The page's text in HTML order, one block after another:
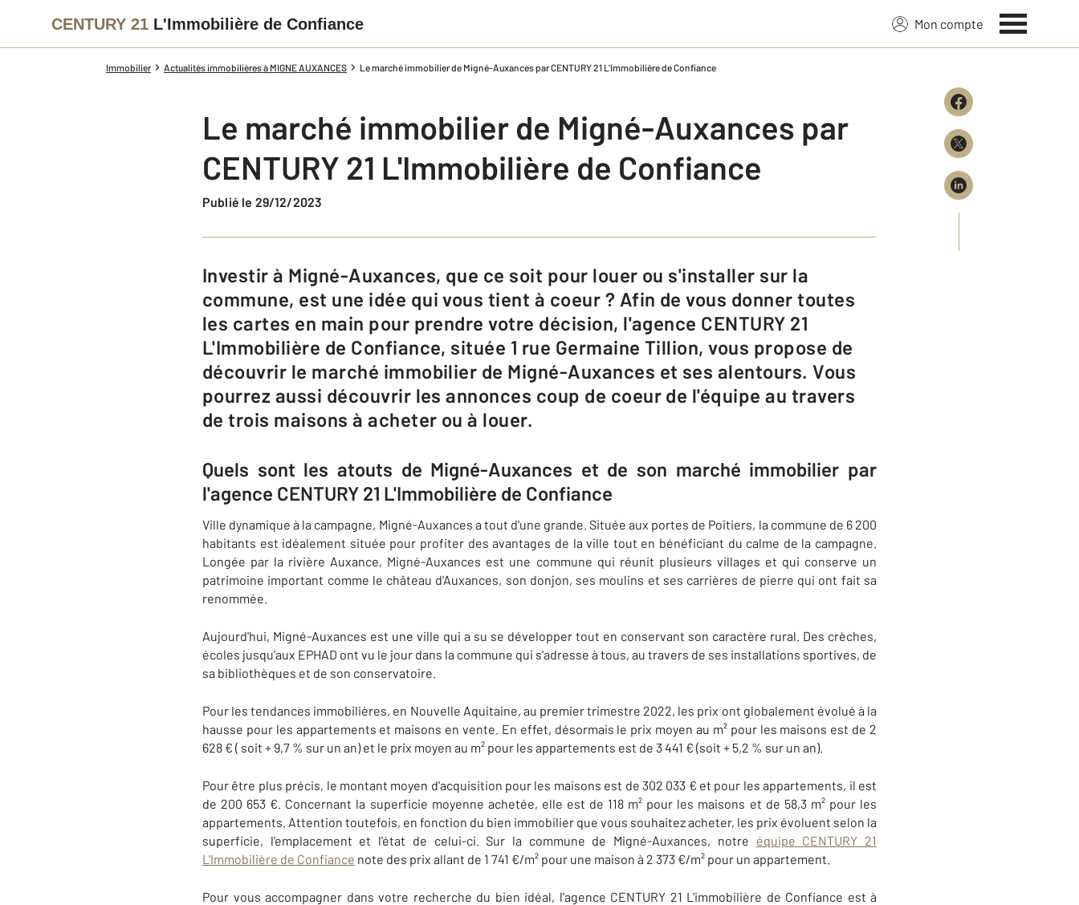
CENTURY 21 L'Immobilière de Confiance Mon compte
Immobilier Actualités immobilières à MIGNE AUXANCES Le marché immobilier de Migné-Auxances par CENTURY 21 L'Immobilière de Confiance
Le marché immobilier de Migné-Auxances par
CENTURY 21 L'Immobilière de Confiance
Publié le 29/12/2023
Investir à Migné-Auxances, que ce soit pour louer ou s'installer sur la
commune, est une idée qui vous tient à coeur ? Afin de vous donner toutes
les cartes en main pour prendre votre décision, l'agence CENTURY 21
L'Immobilière de Confiance, située 1 rue Germaine Tillion, vous propose de
découvrir le marché immobilier de Migné-Auxances et ses alentours. Vous
pourrez aussi découvrir les annonces coup de coeur de l'équipe au travers
de trois maisons à acheter ou à louer.
Quels sont les atouts de Migné-Auxances et de son marché immobilier par
l'agence CENTURY 21 L'Immobilière de Confiance
Ville dynamique à la campagne, Migné-Auxances a tout d'une grande. Située aux portes de Poitiers, la commune de 6 200
habitants est idéalement située pour profiter des avantages de la ville tout en bénéficiant du calme de la campagne.
Longée par la rivière Auxance, Migné-Auxances est une commune qui réunit plusieurs villages et qui conserve un
patrimoine important comme le château d'Auxances, son donjon, ses moulins et ses carrières de pierre qui ont fait sa
renommée.
Aujourd'hui, Migné-Auxances est une ville qui a su se développer tout en conservant son caractère rural. Des crèches,
écoles jusqu'aux EPHAD ont vu le jour dans la commune qui s'adresse à tous, au travers de ses installations sportives, de
sa bibliothèques et de son conservatoire.
Pour les tendances immobilières, en Nouvelle Aquitaine, au premier trimestre 2022, les prix ont globalement évolué à la
hausse pour les appartements et maisons en vente. En effet, désormais le prix moyen au m² pour les maisons est de 2
628 € ( soit + 9,7 % sur un an) et le prix moyen au m² pour les appartements est de 3 441 € (soit + 5,2 % sur un an).
Pour être plus précis, le montant moyen d'acquisition pour les maisons est de 302 033 € et pour les appartements, il est
de 200 653 €. Concernant la superficie moyenne achetée, elle est de 118 m² pour les maisons et de 58,3 m² pour les
appartements. Attention toutefois, en fonction du bien immobilier que vous souhaitez acheter, les prix évoluent selon la
superficie, l'emplacement et l'état de celui-ci. Sur la commune de Migné-Auxances, notre équipe CENTURY 21
L'Immobilière de Confiance note des prix allant de 1 741 €/m² pour une maison à 2 373 €/m² pour un appartement.
Pour vous accompagner dans votre recherche du bien idéal, l'agence CENTURY 21 L'immobilière de Confiance est à